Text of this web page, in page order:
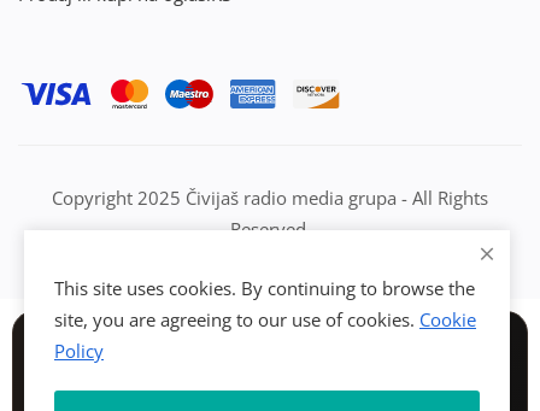
Copyright 2025 Čivijaš radio media grupa - All Rights
Reserved.
This site uses cookies. By continuing to browse the
site, you are agreeing to our use of cookies. Cookie
Policy